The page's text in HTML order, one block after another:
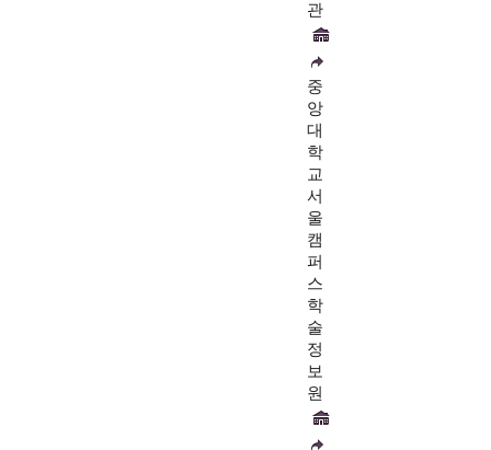
관
중
앙
대
학
교
서
울
캠
퍼
스
학
술
정
보
원